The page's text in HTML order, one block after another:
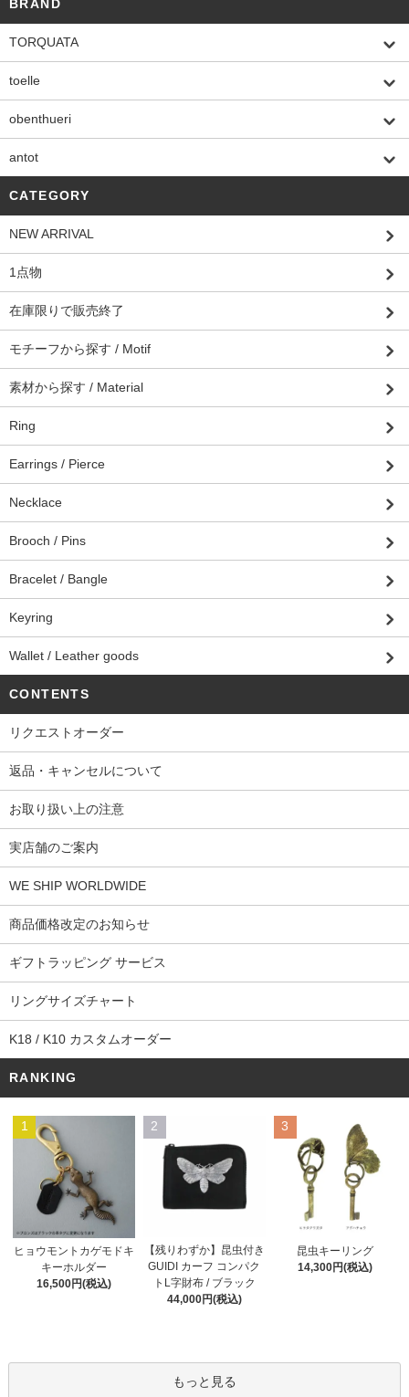
BRAND
TORQUATA
toelle
obenthueri
antot
CATEGORY
NEW ARRIVAL
1点物
在庫限りで販売終了
モチーフから探す / Motif
素材から探す / Material
Ring
Earrings / Pierce
Necklace
Brooch / Pins
Bracelet / Bangle
Keyring
Wallet / Leather goods
CONTENTS
リクエストオーダー
返品・キャンセルについて
お取り扱い上の注意
実店舗のご案内
WE SHIP WORLDWIDE
商品価格改定のお知らせ
ギフトラッピング サービス
リングサイズチャート
K18 / K10 カスタムオーダー
RANKING
1
ヒョウモントカゲモドキ
キーホルダー
16,500円(税込)
2
【残りわずか】昆虫付き
GUIDI カーフ コンパク
トL字財布 / ブラック
44,000円(税込)
3
昆虫キーリング
14,300円(税込)
もっと見る